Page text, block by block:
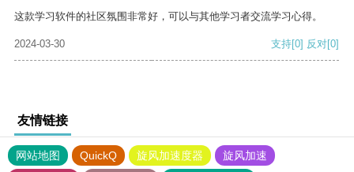
这款学习软件的社区氛围非常好，可以与其他学习者交流学习心得。
2024-03-30 支持[0] 反对[0]
友情链接
网站地图 QuickQ 旋风加速度器
旋风加速